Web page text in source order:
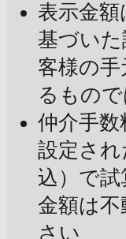
表示金
基づい
客様の
るもの
仲介手数
設定さ
込）で
金額は
さい